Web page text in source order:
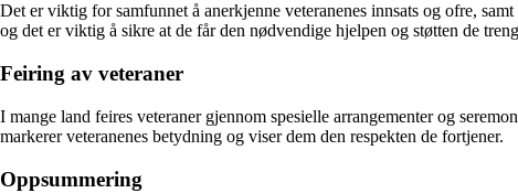
Det er viktig for samfunnet å anerkjenne veteranenes innsats og ofre,
og det er viktig å sikre at de får den nødvendige hjelpen og støtten de
Feiring av veteraner
I mange land feires veteraner gjennom spesielle arrangementer og
markerer veteranenes betydning og viser dem den respekten de fortjener.
Oppsummering